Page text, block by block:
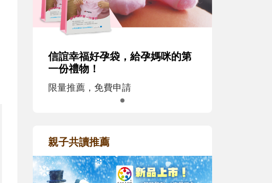
信誼幸福好孕袋，給孕媽咪的第
一份禮物！
限量推薦，免費申請
親子共讀推薦